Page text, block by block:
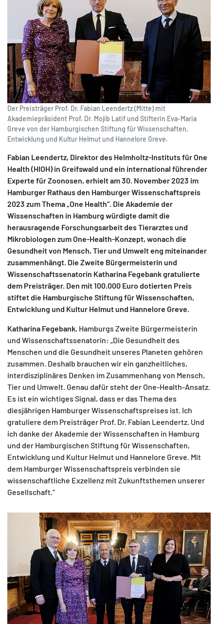
Der Preisträger Prof. Dr. Fabian Leendertz (Mitte) mit
Akademiepräsident Prof. Dr. Mojib Latif und Stifterin Eva-Maria
Greve von der Hamburgischen Stiftung für Wissenschaften,
Entwicklung und Kultur Helmut und Hannelore Greve.
Fabian Leendertz, Direktor des Helmholtz-Instituts für One
Health (HIOH) in Greifswald und ein international führender
Experte für Zoonosen, erhielt am 30. November 2023 im
Hamburger Rathaus den Hamburger Wissenschaftspreis
2023 zum Thema „One Health“. Die Akademie der
Wissenschaften in Hamburg würdigte damit die
herausragende Forschungsarbeit des Tierarztes und
Mikrobiologen zum One-Health-Konzept, wonach die
Gesundheit von Mensch, Tier und Umwelt eng miteinander
zusammenhängt. Die Zweite Bürgermeisterin und
Wissenschaftssenatorin Katharina Fegebank gratulierte
dem Preisträger. Den mit 100.000 Euro dotierten Preis
stiftet die Hamburgische Stiftung für Wissenschaften,
Entwicklung und Kultur Helmut und Hannelore Greve.
Katharina Fegebank, Hamburgs Zweite Bürgermeisterin
und Wissenschaftssenatorin: „Die Gesundheit des
Menschen und die Gesundheit unseres Planeten gehören
zusammen. Deshalb brauchen wir ein ganzheitliches,
interdisziplinäres Denken im Zusammenhang von Mensch,
Tier und Umwelt. Genau dafür steht der One-Health-Ansatz.
Es ist ein wichtiges Signal, dass er das Thema des
diesjährigen Hamburger Wissenschaftspreises ist. Ich
gratuliere dem Preisträger Prof. Dr. Fabian Leendertz. Und
ich danke der Akademie der Wissenschaften in Hamburg
und der Hamburgischen Stiftung für Wissenschaften,
Entwicklung und Kultur Helmut und Hannelore Greve. Mit
dem Hamburger Wissenschaftspreis verbinden sie
wissenschaftliche Exzellenz mit Zukunftsthemen unserer
Gesellschaft.“